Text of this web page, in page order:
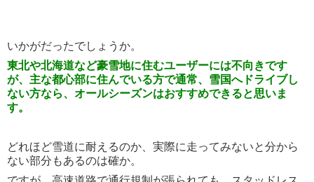
いかがだったでしょうか。
東北や北海道など豪雪地に住むユーザーには不向きです
が、主な都心部に住んでいる方で通常、雪国へドライブし
ない方なら、オールシーズンはおすすめできると思いま
す。
どれほど雪道に耐えるのか、実際に走ってみないと分から
ない部分もあるのは確か。